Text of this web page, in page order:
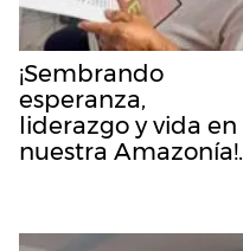
¡Sembrando
esperanza,
liderazgo y vida en
nuestra Amazonía!.